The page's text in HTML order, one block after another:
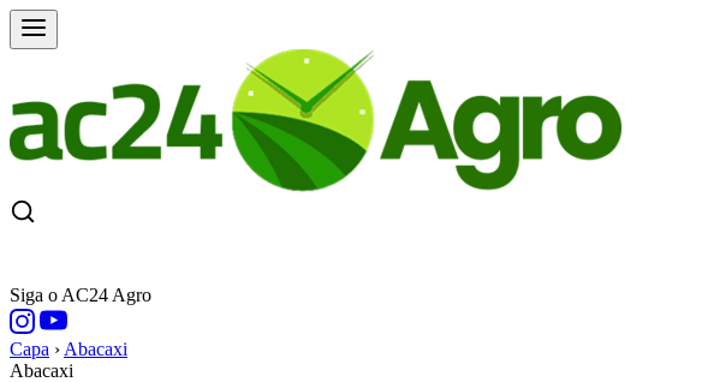
Siga o AC24 Agro
Capa › Abacaxi
Abacaxi